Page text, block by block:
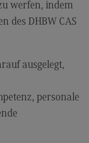
werfen, indem
des DHBW CAS
ausgelegt,
personale